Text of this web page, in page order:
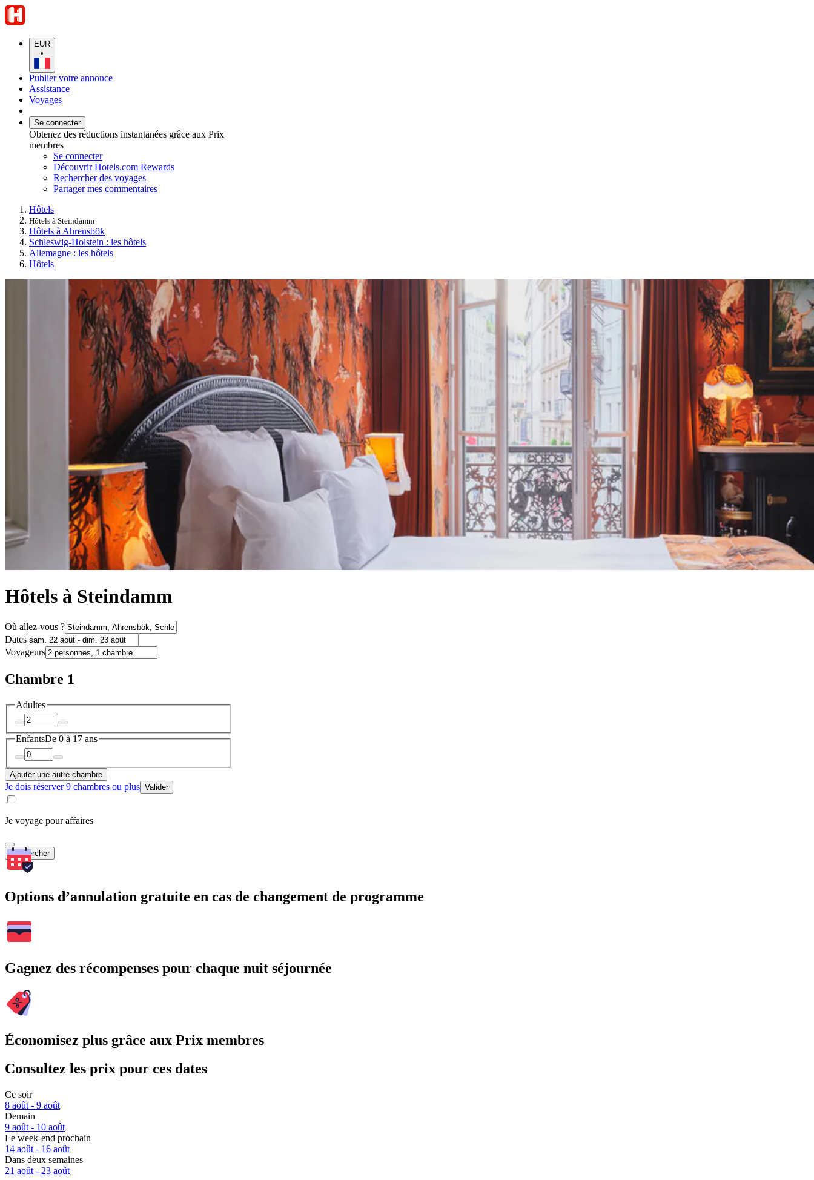
EUR
•
Publier votre annonce
Assistance
Voyages
Se connecter
Obtenez des réductions instantanées grâce aux Prix
membres
Se connecter
Découvrir Hotels.com Rewards
Rechercher des voyages
Partager mes commentaires
Hôtels
Hôtels à Steindamm
Hôtels à Ahrensbök
Schleswig-Holstein : les hôtels
Allemagne : les hôtels
Hôtels
Hôtels à Steindamm
Où allez-vous ?
Dates
Voyageurs
Chambre 1
Adultes
EnfantsDe 0 à 17 ans
Ajouter une autre chambre
Je dois réserver 9 chambres ou plus Valider
Je voyage pour affaires
Rechercher
Options d’annulation gratuite en cas de changement de programme
Gagnez des récompenses pour chaque nuit séjournée
Économisez plus grâce aux Prix membres
Consultez les prix pour ces dates
Ce soir
8 août - 9 août
Demain
9 août - 10 août
Le week-end prochain
14 août - 16 août
Dans deux semaines
21 août - 23 août